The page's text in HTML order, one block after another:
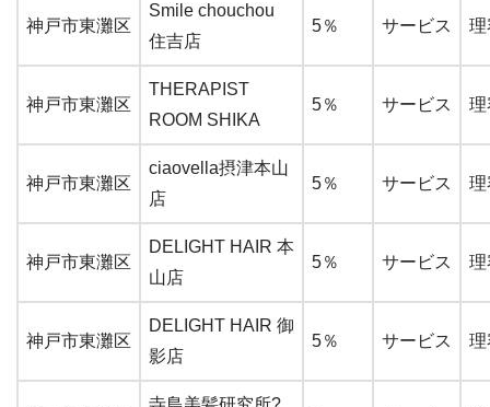
神戸市東灘区
Smile chouchou
住吉店
5％ サービス 理
神戸市東灘区
THERAPIST
ROOM SHIKA
5％ サービス 理
神戸市東灘区
ciaovella摂津本山
店
5％ サービス 理
神戸市東灘区
DELIGHT HAIR 本
山店
5％ サービス 理
神戸市東灘区
DELIGHT HAIR 御
影店
5％ サービス 理